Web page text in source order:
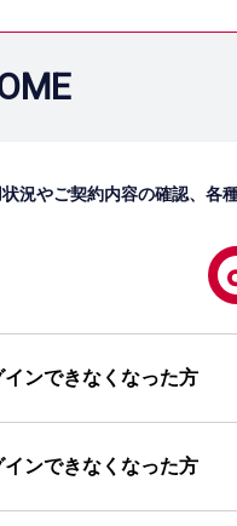
況やご契約内容の確認、各
ンできなくなった方
ンできなくなった方